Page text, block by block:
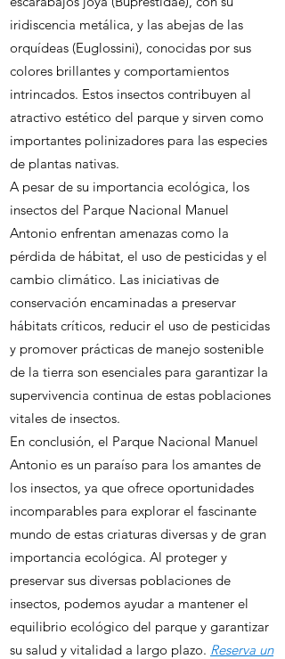
iridiscencia metálica, y las abejas de las
orquídeas (Euglossini), conocidas por sus
colores brillantes y comportamientos
intrincados. Estos insectos contribuyen al
atractivo estético del parque y sirven como
importantes polinizadores para las especies
de plantas nativas.
A pesar de su importancia ecológica, los
insectos del Parque Nacional Manuel
Antonio enfrentan amenazas como la
pérdida de hábitat, el uso de pesticidas y el
cambio climático. Las iniciativas de
conservación encaminadas a preservar
hábitats críticos, reducir el uso de pesticidas
y promover prácticas de manejo sostenible
de la tierra son esenciales para garantizar la
supervivencia continua de estas poblaciones
vitales de insectos.
En conclusión, el Parque Nacional Manuel
Antonio es un paraíso para los amantes de
los insectos, ya que ofrece oportunidades
incomparables para explorar el fascinante
mundo de estas criaturas diversas y de gran
importancia ecológica. Al proteger y
preservar sus diversas poblaciones de
insectos, podemos ayudar a mantener el
equilibrio ecológico del parque y garantizar
su salud y vitalidad a largo plazo. Reserva un